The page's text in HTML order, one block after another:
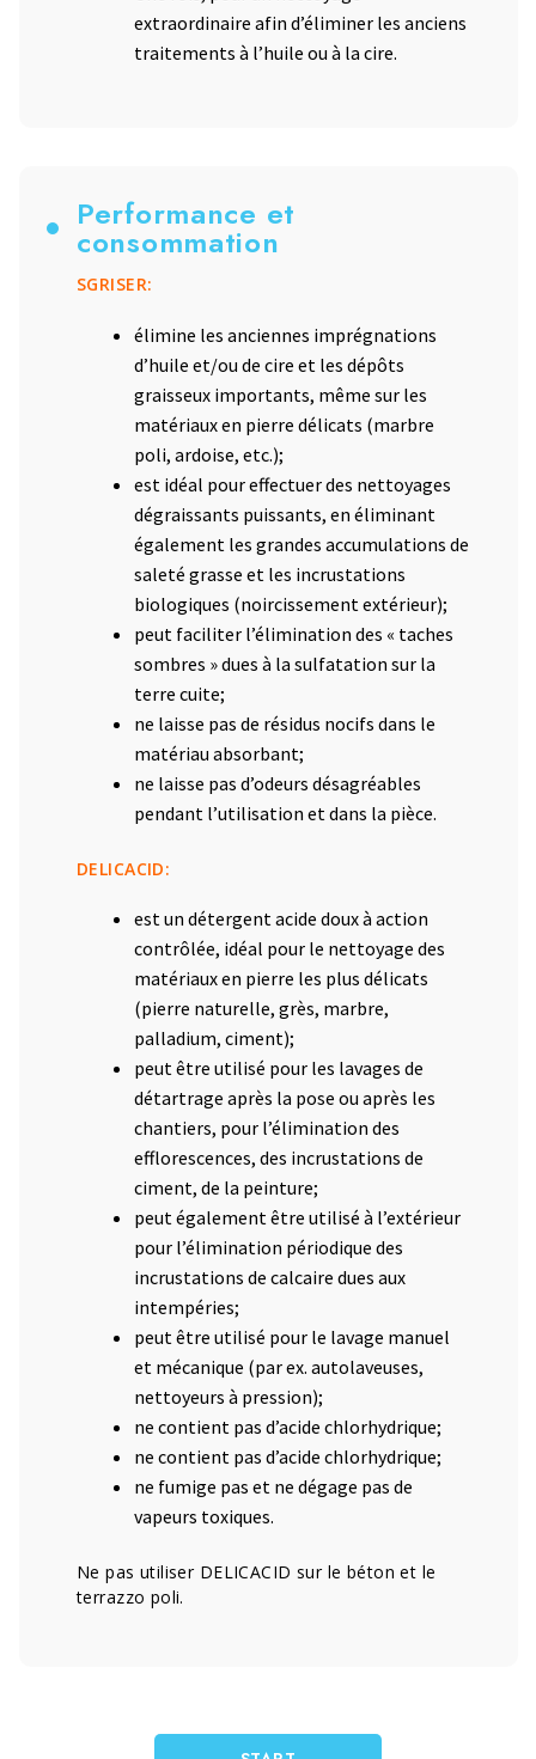
extraordinaire afin d’éliminer les anciens
traitements à l’huile ou à la cire.
Performance et
consommation
SGRISER:
élimine les anciennes imprégnations
d’huile et/ou de cire et les dépôts
graisseux importants, même sur les
matériaux en pierre délicats (marbre
poli, ardoise, etc.);
est idéal pour effectuer des nettoyages
dégraissants puissants, en éliminant
également les grandes accumulations de
saleté grasse et les incrustations
biologiques (noircissement extérieur);
peut faciliter l’élimination des « taches
sombres » dues à la sulfatation sur la
terre cuite;
ne laisse pas de résidus nocifs dans le
matériau absorbant;
ne laisse pas d’odeurs désagréables
pendant l’utilisation et dans la pièce.
DELICACID:
est un détergent acide doux à action
contrôlée, idéal pour le nettoyage des
matériaux en pierre les plus délicats
(pierre naturelle, grès, marbre,
palladium, ciment);
peut être utilisé pour les lavages de
détartrage après la pose ou après les
chantiers, pour l’élimination des
efflorescences, des incrustations de
ciment, de la peinture;
peut également être utilisé à l’extérieur
pour l’élimination périodique des
incrustations de calcaire dues aux
intempéries;
peut être utilisé pour le lavage manuel
et mécanique (par ex. autolaveuses,
nettoyeurs à pression);
ne contient pas d’acide chlorhydrique;
ne contient pas d’acide chlorhydrique;
ne fumige pas et ne dégage pas de
vapeurs toxiques.
Ne pas utiliser DELICACID sur le béton et le
terrazzo poli.